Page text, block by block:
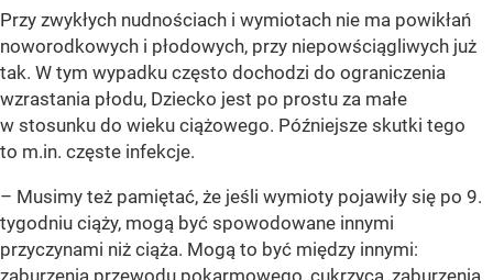
Przy zwykłych nudnościach i wymiotach nie ma powikłań
noworodkowych i płodowych, przy niepowściągliwych już
tak. W tym wypadku często dochodzi do ograniczenia
wzrastania płodu, Dziecko jest po prostu za małe
w stosunku do wieku ciążowego. Późniejsze skutki tego
to m.in. częste infekcje.
– Musimy też pamiętać, że jeśli wymioty pojawiły się po 9.
tygodniu ciąży, mogą być spowodowane innymi
przyczynami niż ciąża. Mogą to być między innymi:
zaburzenia przewodu pokarmowego, cukrzyca, zaburzenia